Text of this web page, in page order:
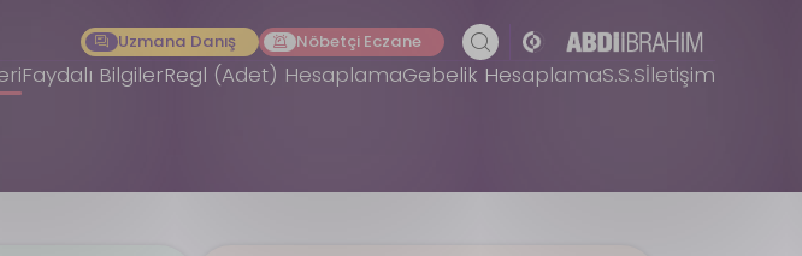
Uzmana Danış Nöbetçi Eczane
Faydalı BilgilerRegl (Adet) HesaplamaGebelik HesaplamaS.S.Sİletişim